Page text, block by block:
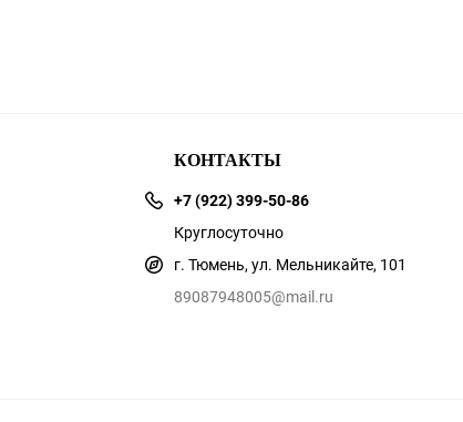
КОНТАКТЫ
+7 (922) 399-50-86
Круглосуточно
г. Тюмень, ул. Мельникайте, 101
89087948005@mail.ru